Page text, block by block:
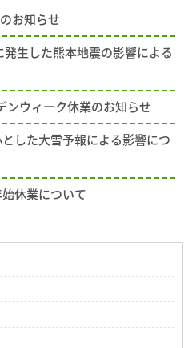
お知らせ
発生した熊本地震の影響による
ンウィーク休業のお知らせ
した大雪予報による影響につ
休業について